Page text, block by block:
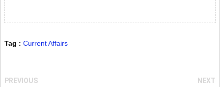
Tag : Current Affairs
PREVIOUS
NEXT